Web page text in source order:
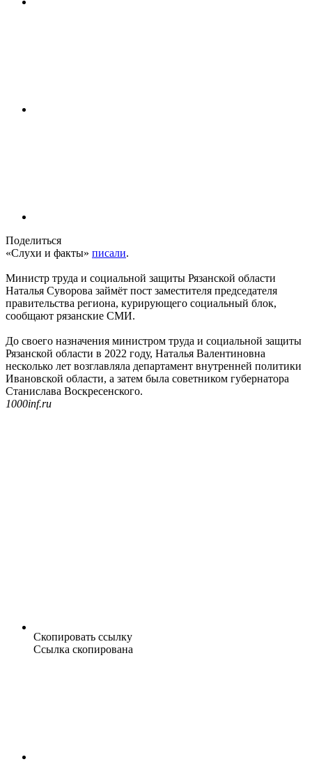
Поделиться
«Слухи и факты» писали.
Министр труда и социальной защиты Рязанской области
Наталья Суворова займёт пост заместителя председателя
правительства региона, курирующего социальный блок,
сообщают рязанские СМИ.
До своего назначения министром труда и социальной защиты
Рязанской области в 2022 году, Наталья Валентиновна
несколько лет возглавляла департамент внутренней политики
Ивановской области, а затем была советником губернатора
Станислава Воскресенского.
1000inf.ru
Скопировать ссылку
Ссылка скопирована